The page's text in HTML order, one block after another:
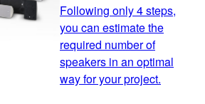
Following only 4 steps,
you can estimate the
required number of
speakers in an optimal
way for your project.